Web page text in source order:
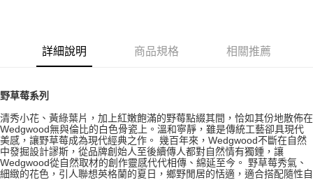
台灣樂天信用卡公司
每筆NT$200，滿NT$3,000(含以上)免運費
詳細說明 商品規格 相關推薦
野草莓系列
清秀小花、黃綠葉片，加上紅嫩飽滿的野莓點綴其間，恰如其份地散佈在
Wedgwood無與倫比的白色骨瓷上。溫和寧靜，雖是傳統工藝卻具現代
美感，讓野草莓成為現代經典之作。 幾百年來，Wedgwood不斷在自然
中發掘設計謬斯，從品牌創始人至後續傳人都對自然情有獨鍾，讓
Wedgwood從自然取材的創作靈感代代相傳、綿延至今。 野草莓秀氣、
細緻的花色，引人聯想英格蘭的夏日，鄉野閒居的恬適，適合搭配隨性自